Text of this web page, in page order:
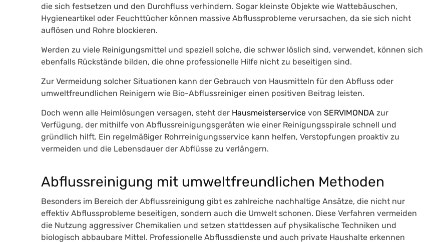
die sich festsetzen und den Durchfluss verhindern. Sogar kleinste Objekte wie Wattebäuschen,
Hygieneartikel oder Feuchttücher können massive Abflussprobleme verursachen, da sie sich nicht
auflösen und Rohre blockieren.
Werden zu viele Reinigungsmittel und speziell solche, die schwer löslich sind, verwendet, können sich
ebenfalls Rückstände bilden, die ohne professionelle Hilfe nicht zu beseitigen sind.
Zur Vermeidung solcher Situationen kann der Gebrauch von Hausmitteln für den Abfluss oder
umweltfreundlichen Reinigern wie Bio-Abflussreiniger einen positiven Beitrag leisten.
Doch wenn alle Heimlösungen versagen, steht der Hausmeisterservice von SERVIMONDA zur
Verfügung, der mithilfe von Abflussreinigungsgeräten wie einer Reinigungsspirale schnell und
gründlich hilft. Ein regelmäßiger Rohrreinigungsservice kann helfen, Verstopfungen proaktiv zu
vermeiden und die Lebensdauer der Abflüsse zu verlängern.
Abflussreinigung mit umweltfreundlichen Methoden
Besonders im Bereich der Abflussreinigung gibt es zahlreiche nachhaltige Ansätze, die nicht nur
effektiv Abflussprobleme beseitigen, sondern auch die Umwelt schonen. Diese Verfahren vermeiden
die Nutzung aggressiver Chemikalien und setzen stattdessen auf physikalische Techniken und
biologisch abbaubare Mittel. Professionelle Abflussdienste und auch private Haushalte erkennen